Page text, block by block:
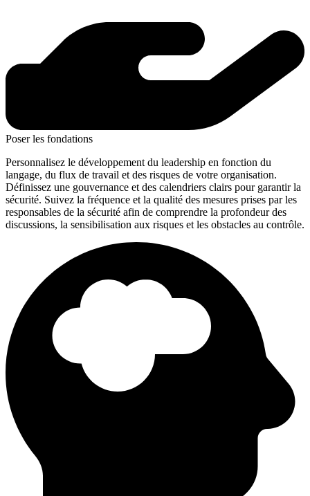
Poser les fondations
Personnalisez le développement du leadership en fonction du
langage, du flux de travail et des risques de votre organisation.
Définissez une gouvernance et des calendriers clairs pour garantir la
sécurité. Suivez la fréquence et la qualité des mesures prises par les
responsables de la sécurité afin de comprendre la profondeur des
discussions, la sensibilisation aux risques et les obstacles au contrôle.